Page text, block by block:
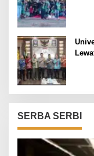
SERBA SERBI